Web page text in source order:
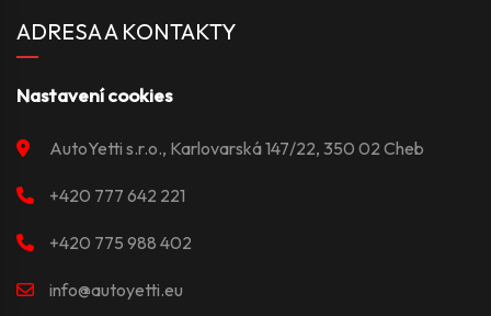
ADRESA A KONTAKTY
Nastavení cookies
AutoYetti s.r.o., Karlovarská 147/22, 350 02 Cheb
+420 777 642 221
+420 775 988 402
info@autoyetti.eu